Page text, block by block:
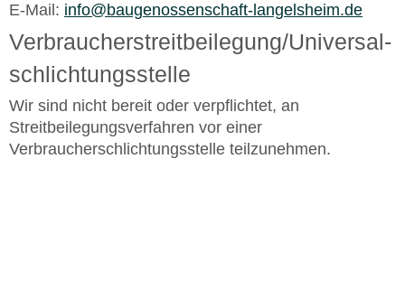
E-Mail: info@baugenossenschaft-langelsheim.de
Verbraucher­streit­beilegung/Universal­
schlichtungs­stelle
Wir sind nicht bereit oder verpflichtet, an
Streitbeilegungsverfahren vor einer
Verbraucherschlichtungsstelle teilzunehmen.